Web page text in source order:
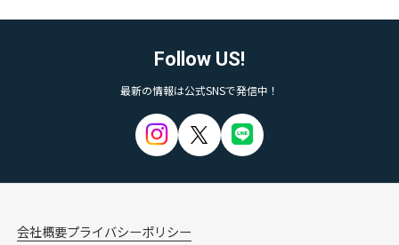
Follow US!
最新の情報は公式SNSで発信中！
会社概要プライバシーポリシー